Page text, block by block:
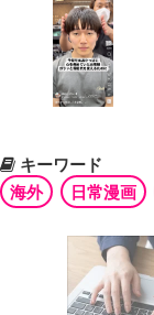
キーワード
海外
日常漫画